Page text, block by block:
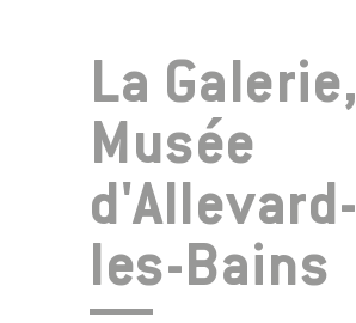
La Galerie,
Musée
d'Allevard-
les-Bains